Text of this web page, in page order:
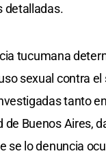
detalladas.
tucumana
sexual contra el
tanto
de Buenos Aires,
se lo denuncia